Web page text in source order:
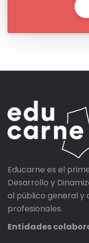
Educarne es el
Desarrollo y
al público general y
profesionales.
Entidades